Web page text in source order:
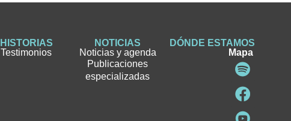
HISTORIAS
Testimonios
NOTICIAS
Noticias y agenda
Publicaciones
especializadas
DÓNDE ESTAMOS
Mapa